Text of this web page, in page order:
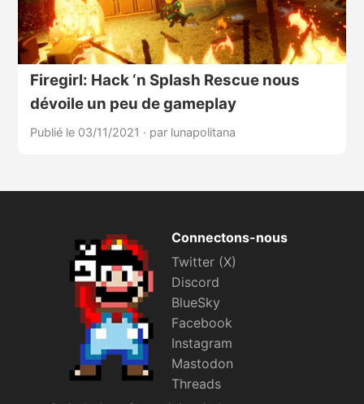
Firegirl: Hack ‘n Splash Rescue nous
dévoile un peu de gameplay
Publié le 03/11/2021 · par lunapolitana
Connectons-nous
Twitter (X)
Discord
BlueSky
Facebook
Instagram
Mastodon
Threads